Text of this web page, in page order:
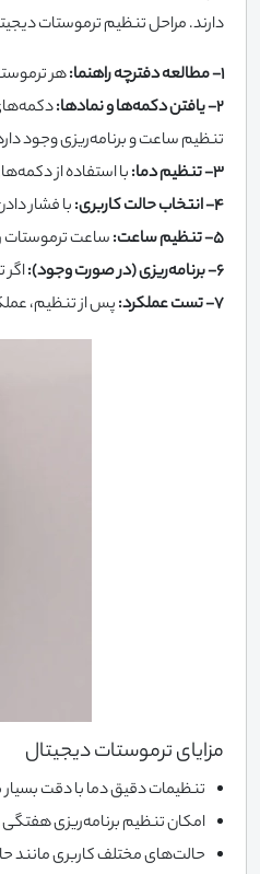
دارند. مراحل تنظیم ترموستات
1- مطالعه دفترچه راهنما:
هر
2- یافتن دکمه‌ها و نمادها:
تنظیم ساعت و برنامه‌ریزی وجود
3- تنظیم دما:
با استفاده از
4- انتخاب حالت کاربری:
با فشار
5- تنظیم ساعت:
ساعت ترموستات
6- برنامه‌ریزی (در صورت وجود):
7- تست عملکرد:
پس از تنظیم،
مزایای ترموستات دیجیتال
تنظیمات دقیق دما با دقت بسیار
امکان تنظیم برنامه‌ریزی هفتگی
حالت‌های مختلف کاربری مانند